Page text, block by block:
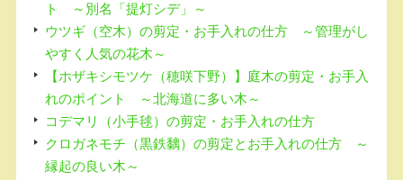
ト ～別名「提灯シデ」～
ウツギ（空木）の剪定・お手入れの仕方 ～管理がし
やすく人気の花木～
【ホザキシモツケ（穂咲下野）】庭木の剪定・お手入
れのポイント ～北海道に多い木～
コデマリ（小手毬）の剪定・お手入れの仕方
クロガネモチ（黒鉄黐）の剪定とお手入れの仕方 ～
縁起の良い木～